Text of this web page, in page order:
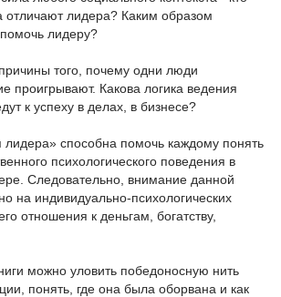
отличают лидера? Каким образом
лидеру?
того, почему одни люди
проигрывают. Какова логика ведения
к успеху в делах, в бизнесе?
лидера» способна помочь каждому понять
психологического поведения в
Следовательно, внимание данной
на индивидуально-психологических
отношения к деньгам, богатству,
можно уловить победоносную нить
понять, где она была оборвана и как